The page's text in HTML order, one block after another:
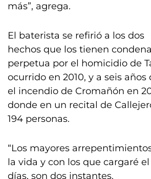
más”, agrega.
El baterista se refirió a los dos
hechos que los tienen
perpetua por el homicidio de
ocurrido en 2010, y a seis
el incendio de Cromañón en
donde en un recital de
194 personas.
“Los mayores
la vida y con los que cargaré
días, son dos instantes.